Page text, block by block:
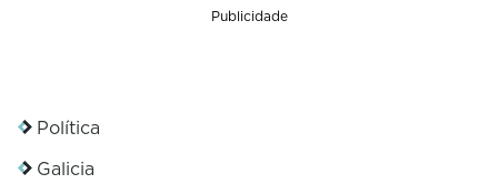
Publicidade
Política
Galicia